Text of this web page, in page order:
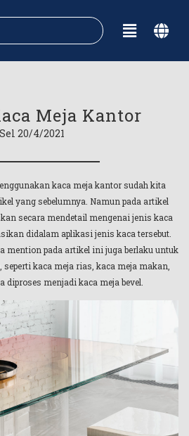
Meja Kantor
Sel 20/4/2021
kaca meja kantor sudah kita
yang sebelumnya. Namun pada artikel
secara mendetail mengenai jenis kaca
didalam aplikasi jenis kaca tersebut.
mention pada artikel ini juga berlaku untuk
kaca meja rias, kaca meja makan,
diproses menjadi kaca meja bevel.